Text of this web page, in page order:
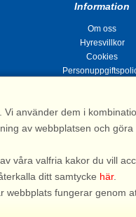
Information
Om oss
Hyresvillkor
Cookies
*)
använder dem i
av webbplatsen och
våra valfria kakor du vill
ditt samtycke här.
webbplats fungerar genom